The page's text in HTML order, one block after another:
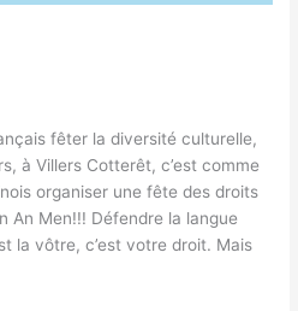
fêter la diversité culturelle,
à Villers Cotterêt, c’est comme
organiser une fête des droits
An Men!!! Défendre la langue
la vôtre, c’est votre droit. Mais